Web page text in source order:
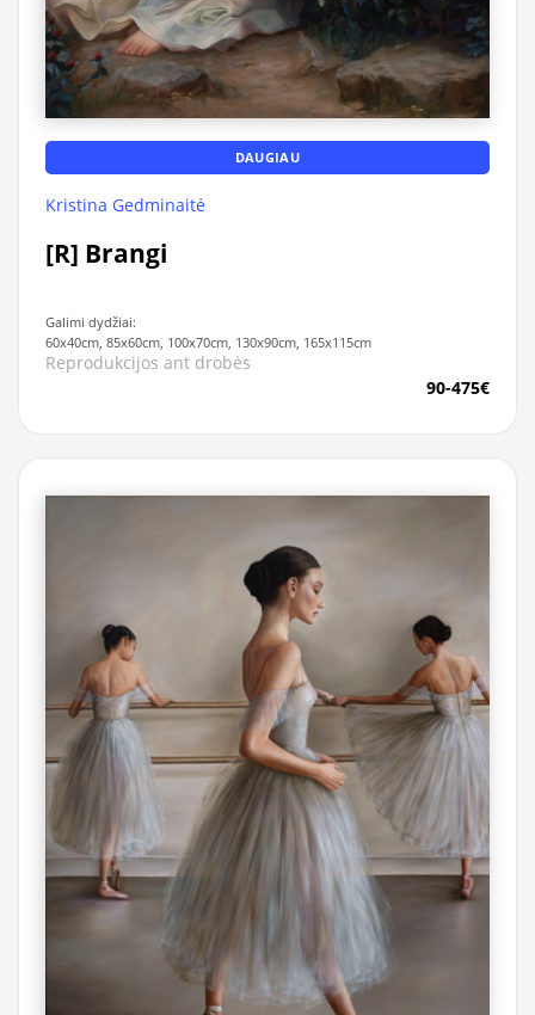
DAUGIAU
Kristina Gedminaitė
[R] Brangi
Galimi dydžiai:
60x40cm, 85x60cm, 100x70cm, 130x90cm, 165x115cm
Reprodukcijos ant drobės
90-475€